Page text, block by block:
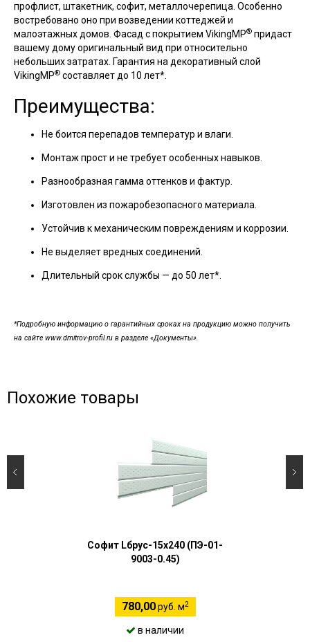
профлист, штакетник, софит, металлочерепица. Особенно
востребовано оно при возведении коттеджей и
малоэтажных домов. Фасад с покрытием VikingMP® придаст
вашему дому оригинальный вид при относительно
небольших затратах. Гарантия на декоративный слой
VikingMP® составляет до 10 лет*.
Преимущества:
Не боится перепадов температур и влаги.
Монтаж прост и не требует особенных навыков.
Разнообразная гамма оттенков и фактур.
Изготовлен из пожаробезопасного материала.
Устойчив к механическим повреждениям и коррозии.
Не выделяет вредных соединений.
Длительный срок службы — до 50 лет*.
*Подробную информацию о гарантийных сроках на продукцию можно получить
на сайте www.dmitrov-profil.ru в разделе «Документы».
Похожие товары
Софит Lбрус-15х240 (ПЭ-01-
9003-0.45)
780,00руб. м2
в наличии